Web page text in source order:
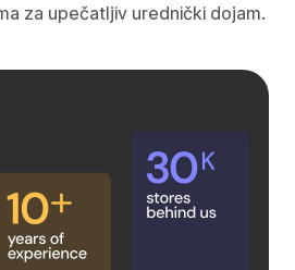
za upečatljiv urednički dojam.